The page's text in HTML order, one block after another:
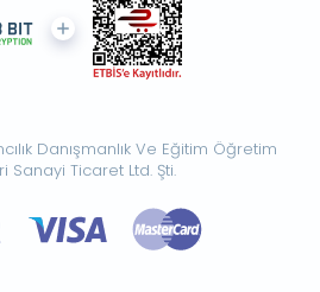
Danışmanlık Ve Eğitim Öğretim
Sanayi Ticaret Ltd. Şti.